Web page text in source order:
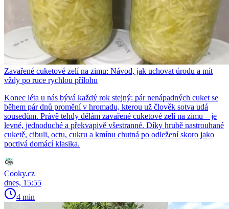
Zavařené cuketové zelí na zimu: Návod, jak uchovat úrodu a mít
vždy po ruce rychlou přílohu
Konec léta u nás bývá každý rok stejný: pár nenápadných cuket se
během pár dnů promění v hromadu, kterou už člověk sotva udá
sousedům. Právě tehdy dělám zavařené cuketové zelí na zimu – je
levné, jednoduché a překvapivě všestranné. Díky hrubě nastrouhané
cuketě, cibuli, octu, cukru a kmínu chutná po odležení skoro jako
poctivá domácí klasika.
Cooky.cz
dnes, 15:55
4 min